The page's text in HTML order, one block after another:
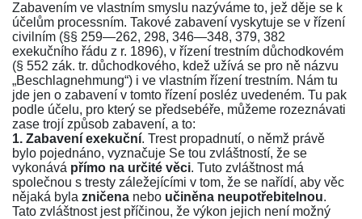
Zabavením ve vlastním smyslu nazýváme to, jež děje se k
účelům processním. Takové zabavení vyskytuje se v řízení
civilním (§§ 259—262, 298, 346—348, 379, 382
exekučního řádu z r. 1896), v řízení trestním důchodkovém
(§ 552 zák. tr. důchodkového, kdež užívá se pro ně názvu
„Beschlagnehmung“) i ve vlastním řízení trestním. Nám tu
jde jen o zabavení v tomto řízení posléz uvedeném. Tu pak
podle účelu, pro který se předsebéře, můžeme rozeznávati
zase trojí způsob zabavení, a to:
1. Zabavení exekuční. Trest propadnutí, o němž právě
bylo pojednáno, vyznačuje Se tou zvláštností, že se
vykonává přímo na určité věci. Tuto zvláštnost má
společnou s tresty záležejícími v tom, že se nařídí, aby věc
nějaká byla zničena nebo učiněna neupotřebitelnou.
Tato zvláštnost jest příčinou, že výkon jejich není možný